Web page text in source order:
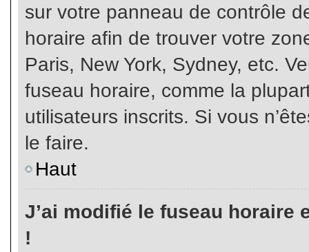
sur votre panneau de contrôle
horaire afin de trouver votre
Paris, New York, Sydney, etc.
fuseau horaire, comme la
utilisateurs inscrits. Si vous
le faire.
Haut
J’ai modifié le fuseau horaire
!